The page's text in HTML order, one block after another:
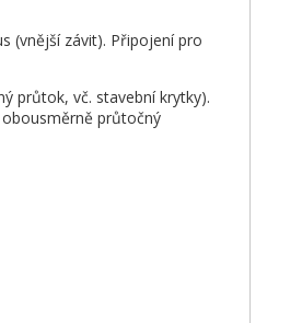
(vnější závit). Připojení pro
průtok, vč. stavební krytky).
průtočný